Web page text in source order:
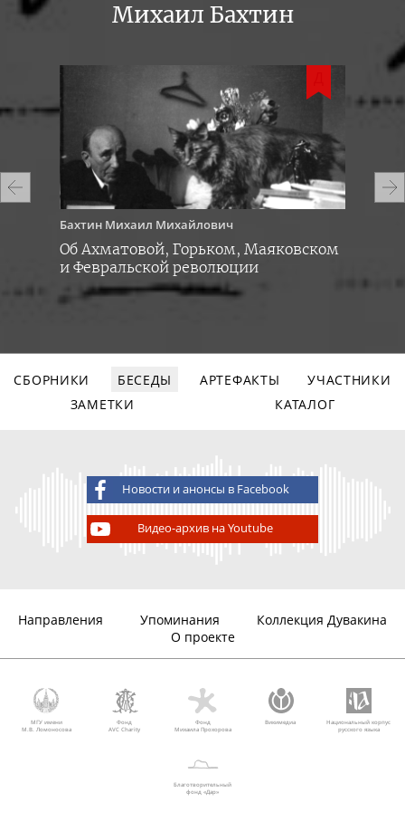
Михаил Бахтин
Бахтин Михаил Михайлович
Об Ахматовой, Горьком, Маяковском
и Февральской революции
СБОРНИКИ БЕСЕДЫ АРТЕФАКТЫ
УЧАСТНИКИ
ЗАМЕТКИ
КАТАЛОГ
Новости и анонсы в Facebook
Видео-архив на Youtube
Направления Упоминания
Коллекция Дувакина
О проекте
МГУ имени
М.В. Ломоносова
Фонд
AVC Charity
Фонд
Михаила Прохорова
Викимедиа
Национальный корпус
русского языка
Благотворительный
фонд «Дар»